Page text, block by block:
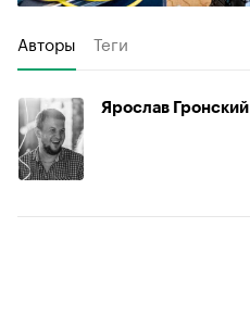
Авторы Теги
Ярослав Гронский